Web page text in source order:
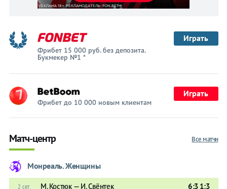
Фрибет 15 000 руб. без депозита.
Букмекер №1 *
Играть
Фрибет до 10 000 новым клиентам
Играть
Все матчи
Матч-центр
Монреаль. Женщины
2 сет М. Костюк — И. Свёнтек 6:3 1:3